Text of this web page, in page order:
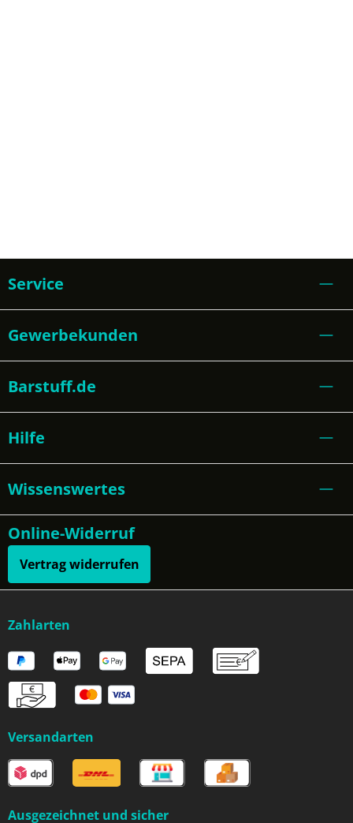
Service
Gewerbekunden
Barstuff.de
Hilfe
Wissenswertes
Online-Widerruf
Vertrag widerrufen
Zahlarten
Versandarten
Ausgezeichnet und sicher